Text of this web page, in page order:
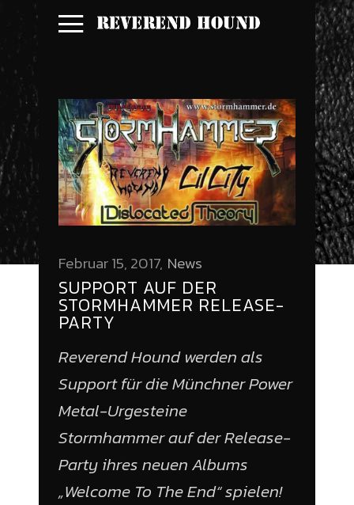
Februar 15, 2017 News
SUPPORT AUF DER
STORMHAMMER RELEASE-
PARTY
Reverend Hound werden als
Support für die Münchner Power
Metal-Urgesteine
Stormhammer auf der Release-
Party ihres neuen Albums
„Welcome To The End“ spielen!